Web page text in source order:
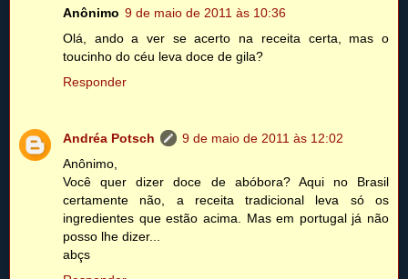
Anônimo 9 de maio de 2011 às 10:36
Olá, ando a ver se acerto na receita certa, mas o
toucinho do céu leva doce de gila?
Responder
Andréa Potsch
9 de maio de 2011 às 12:02
Anônimo,
Você quer dizer doce de abóbora? Aqui no Brasil
certamente não, a receita tradicional leva só os
ingredientes que estão acima. Mas em portugal já não
posso lhe dizer...
abçs